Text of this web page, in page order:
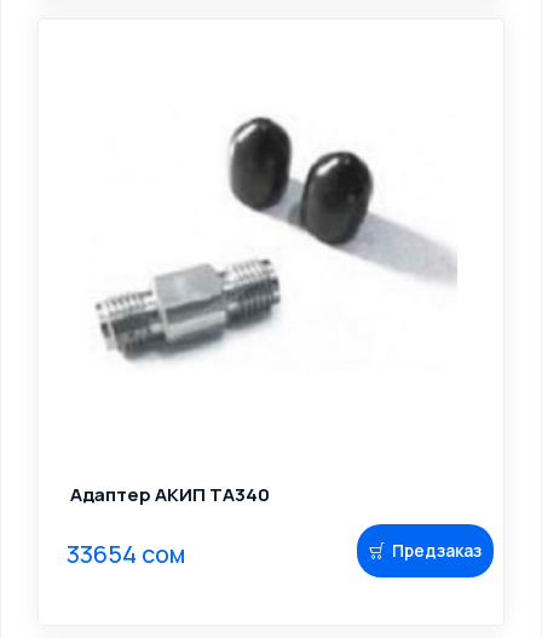
Адаптер АКИП TA340
33654 сом Предзаказ